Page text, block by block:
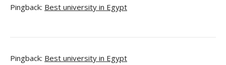
Pingback: Best university in Egypt
Pingback: Best university in Egypt